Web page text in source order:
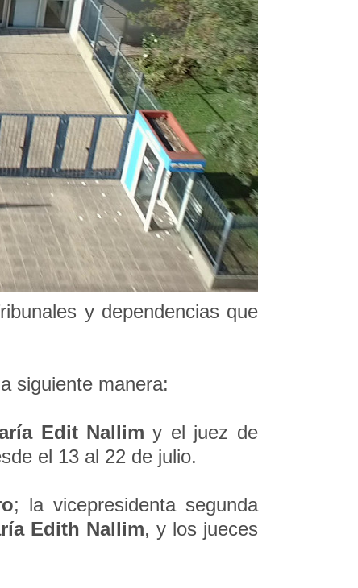
y dependencias que
siguiente manera:
Edit Nallimy el juez de
el 13 al 22 de julio.
; la vicepresidenta segunda
Edith Nallim, y los jueces